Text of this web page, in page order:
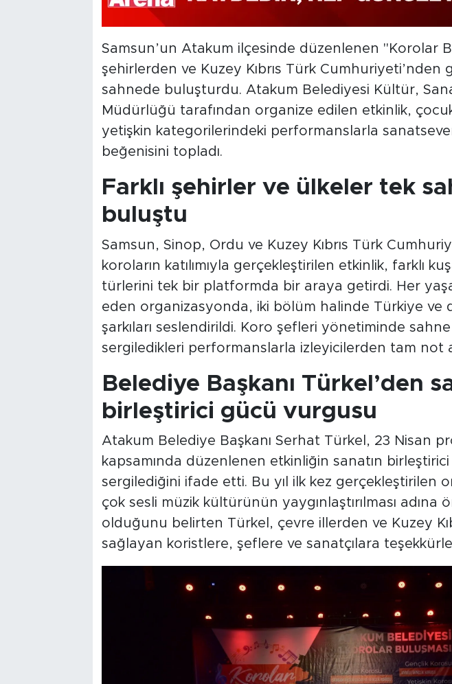
Samsun’un Atakum ilçesinde düzenlenen "Korolar
şehirlerden ve Kuzey Kıbrıs Türk Cumhuriyeti’nden
sahnede buluşturdu. Atakum Belediyesi Kültür,
Müdürlüğü tarafından organize edilen etkinlik,
yetişkin kategorilerindeki performanslarla
beğenisini topladı.
Farklı şehirler ve ülkeler tek
buluştu
Samsun, Sinop, Ordu ve Kuzey Kıbrıs Türk
koroların katılımıyla gerçekleştirilen etkinlik, farklı
türlerini tek bir platformda bir araya getirdi. Her
eden organizasyonda, iki bölüm halinde Türkiye ve
şarkıları seslendirildi. Koro şefleri yönetiminde
sergiledikleri performanslarla izleyicilerden tam not
Belediye Başkanı Türkel’den
birleştirici gücü vurgusu
Atakum Belediye Başkanı Serhat Türkel, 23 Nisan
kapsamında düzenlenen etkinliğin sanatın
sergilediğini ifade etti. Bu yıl ilk kez gerçekleştirilen
çok sesli müzik kültürünün yaygınlaştırılması adına
olduğunu belirten Türkel, çevre illerden ve Kuzey
sağlayan koristlere, şeflere ve sanatçılara